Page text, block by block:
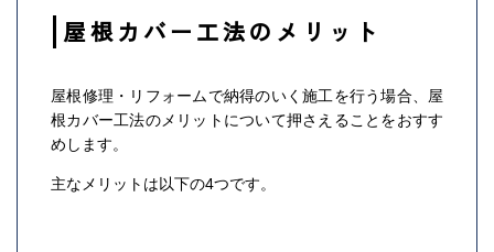
屋根カバー工法のメリット
屋根修理・リフォームで納得のいく施工を行う場合、屋
根カバー工法のメリットについて押さえることをおすす
めします。
主なメリットは以下の4つです。